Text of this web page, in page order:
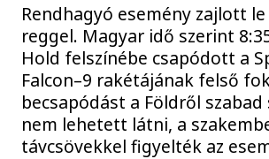
Rendhagyó esemény zajlott
reggel. Magyar idő szerint
Hold felszínébe csapódott a
Falcon–9 rakétájának felső
becsapódást a Földről szabad
nem lehetett látni, a
távcsövekkel figyelték az